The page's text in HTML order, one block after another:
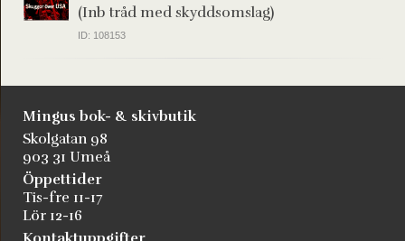
(Inb tråd med skyddsomslag)
ID: 108153
Mingus bok- & skivbutik
Skolgatan 98
903 31 Umeå
Öppettider
Tis-fre 11-17
Lör 12-16